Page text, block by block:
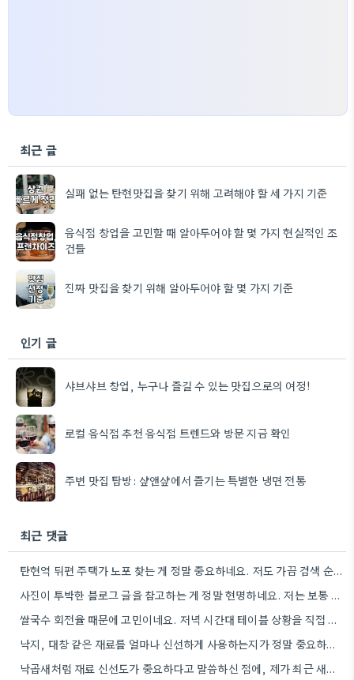
최근 글
실패 없는 탄현맛집을 찾기 위해 고려해야 할 세 가지 기준
음식점 창업을 고민할 때 알아두어야 할 몇 가지 현실적인 조
건들
진짜 맛집을 찾기 위해 알아두어야 할 몇 가지 기준
인기 글
샤브샤브 창업, 누구나 즐길 수 있는 맛집으로의 여정!
로컬 음식점 추천 음식점 트렌드와 방문 지금 확인
주변 맛집 탐방: 샾앤샾에서 즐기는 특별한 냉면 전통
최근 댓글
탄현역 뒤편 주택가 노포 찾는 게 정말 중요하네요. 저도 가끔 검색 순위만 보고 후회했던 경험이…
사진이 투박한 블로그 글을 참고하는 게 정말 현명하네요. 저는 보통 메뉴판 사진만 보고도 어느 정도…
쌀국수 회전율 때문에 고민이네요. 저녁 시간대 테이블 상황을 직접 확인하는 게 정말 중요하더라구요.
낙지, 대창 같은 재료를 얼마나 신선하게 사용하는지가 정말 중요하더라고요. 특히 인터넷 리뷰에서 오래된 후기와 새로운…
낙곱새처럼 재료 신선도가 중요하다고 말씀하신 점에, 제가 최근 새우 살이 탱글탱글한 곳을 찾고 있어서 정말…